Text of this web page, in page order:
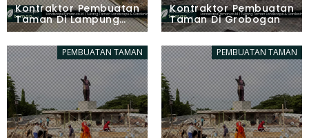
Kontraktor Pembuatan
Taman Di Lampung
Tengah
Kontraktor Pembuatan
Taman Di Grobogan
PEMBUATAN TAMAN PEMBUATAN TAMAN